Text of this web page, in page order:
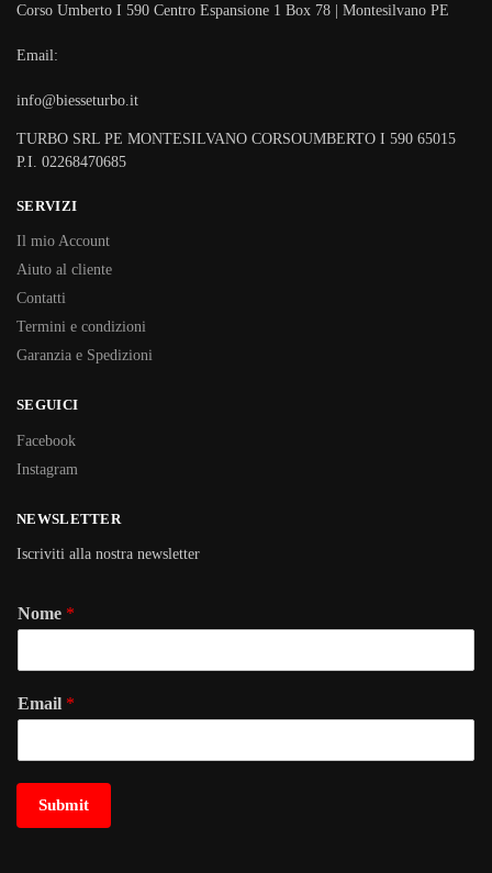
Corso Umberto I 590 Centro Espansione 1 Box 78 | Montesilvano PE
Email:
info@biesseturbo.it
TURBO SRL PE MONTESILVANO CORSOUMBERTO I 590 65015
P.I. 02268470685
SERVIZI
Il mio Account
Aiuto al cliente
Contatti
Termini e condizioni
Garanzia e Spedizioni
SEGUICI
Facebook
Instagram
NEWSLETTER
Iscriviti alla nostra newsletter
Nome *
Email *
Submit